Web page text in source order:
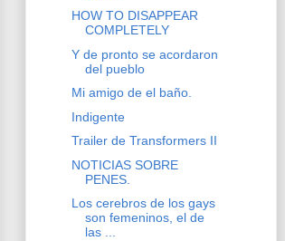
HOW TO DISAPPEAR
COMPLETELY
Y de pronto se acordaron
del pueblo
Mi amigo de el baño.
Indigente
Trailer de Transformers II
NOTICIAS SOBRE
PENES.
Los cerebros de los gays
son femeninos, el de
las ...